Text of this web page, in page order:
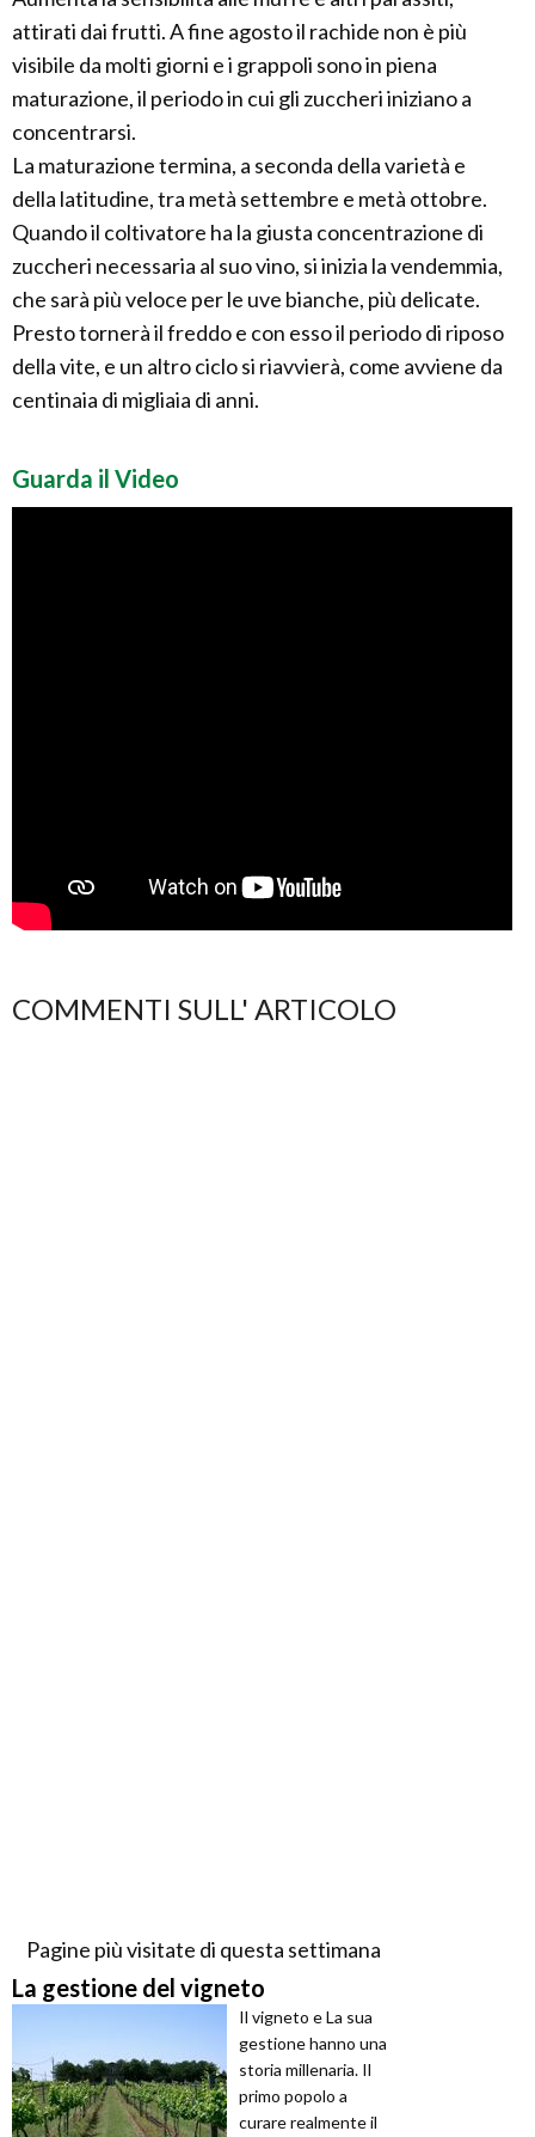
attirati dai frutti. A fine agosto il rachide non è più
visibile da molti giorni e i grappoli sono in piena
maturazione, il periodo in cui gli zuccheri iniziano a
concentrarsi.
La maturazione termina, a seconda della varietà e
della latitudine, tra metà settembre e metà ottobre.
Quando il coltivatore ha la giusta concentrazione di
zuccheri necessaria al suo vino, si inizia la vendemmia,
che sarà più veloce per le uve bianche, più delicate.
Presto tornerà il freddo e con esso il periodo di riposo
della vite, e un altro ciclo si riavvierà, come avviene da
centinaia di migliaia di anni.
Guarda il Video
COMMENTI SULL' ARTICOLO
Pagine più visitate di questa settimana
La gestione del vigneto
Il vigneto e La sua
gestione hanno una
storia millenaria. Il
primo popolo a
curare realmente il